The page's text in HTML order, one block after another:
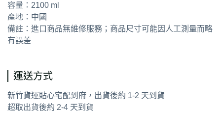
容量：2100 ml
產地：中國
備註：進口商品無維修服務；商品尺寸可能因人工測量而略
有誤差
運送方式
新竹貨運貼心宅配到府，出貨後約 1-2 天到貨
超取出貨後約 2-4 天到貨